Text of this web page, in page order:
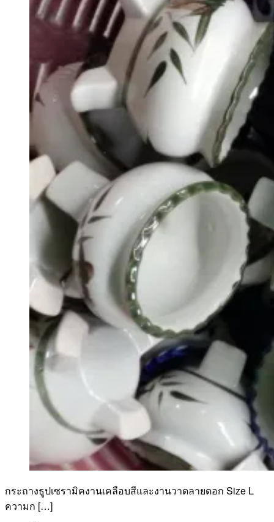
กระถางธูปเซรามิคงานเคลือบสีและงานวาดลายดอก Size L
ความก […]